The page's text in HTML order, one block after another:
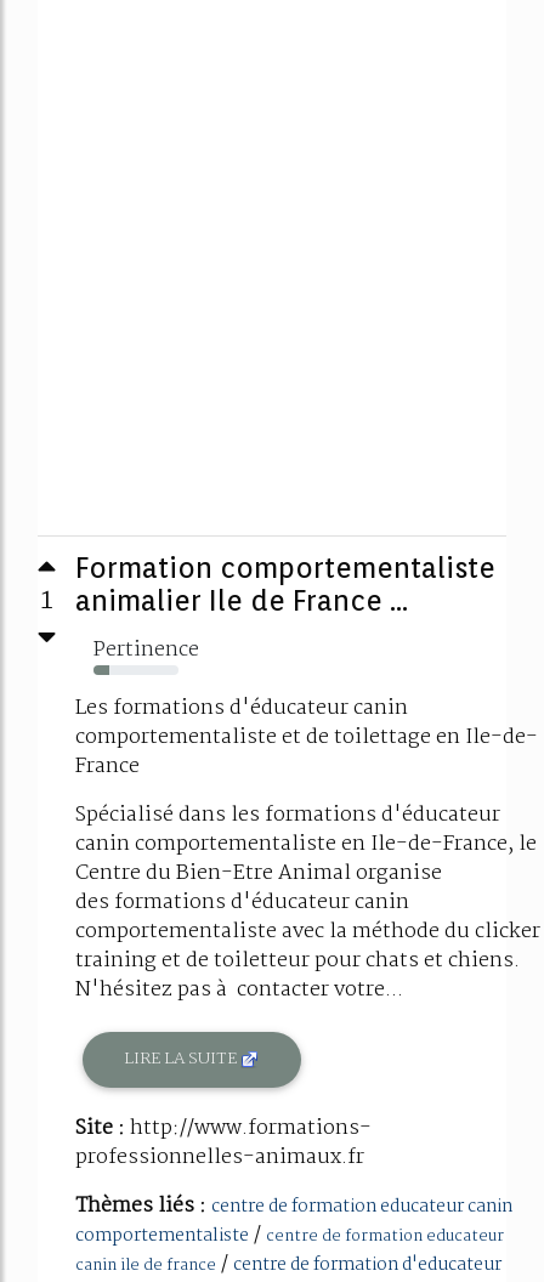
1
Formation comportementaliste
animalier Ile de France ...
Pertinence
19%
Les formations d'éducateur canin
comportementaliste et de toilettage en Ile-de-
France
Spécialisé dans les formations d'éducateur
canin comportementaliste en Ile-de-France, le
Centre du Bien-Etre Animal organise
des formations d'éducateur canin
comportementaliste avec la méthode du clicker
training et de toiletteur pour chats et chiens.
N'hésitez pas à contacter votre...
LIRE LA SUITE
Site : http://www.formations-
professionnelles-animaux.fr
Thèmes liés : centre de formation educateur canin
comportementaliste / centre de formation educateur
canin ile de france / centre de formation d'educateur